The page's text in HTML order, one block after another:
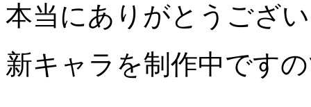
本当にありがとうござ
新キャラを制作中です